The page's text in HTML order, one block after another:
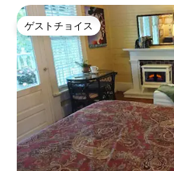
ゲストチョイス
ゲストチョイス